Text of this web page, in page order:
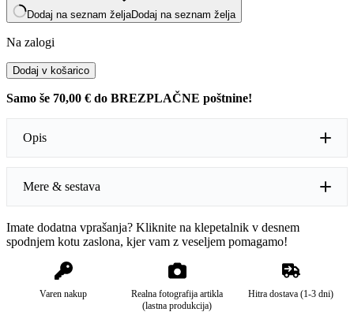
Dodaj na seznam željaDodaj na seznam želja
Na zalogi
Daljša
ogrlica
s
Dodaj v košarico
Samo še 70,00 € do BREZPLAČNE poštnine!
Opis
Ogrlica je elegantna, sestavljena iz različnih velikih kroglic, ki
kroglice so iz mehkih tkanin, kot je velvet, kar daje ogrlici
pridih topline, medtem ko druge kroglice sijajo in dodajo piko
na i celotni prefinjeni podobi. Ogrlica je dolga in nežno pada
čez dekolte, kar omogoča, da postane glavni modni poudarek
na outfitu.
Mere & sestava
Mere:unisize
Sestava:umetni materiali
Imate dodatna vprašanja? Kliknite na klepetalnik v desnem
spodnjem kotu zaslona, kjer vam z veseljem pomagamo!
Varen nakup
Realna fotografija artikla
(lastna produkcija)
Hitra dostava (1-3 dni)